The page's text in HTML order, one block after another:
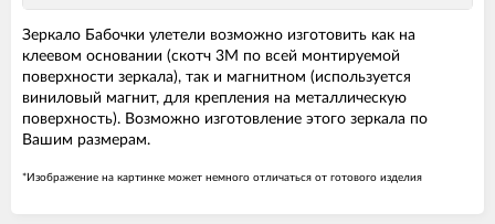
Зеркало Бабочки улетели возможно изготовить как на
клеевом основании (скотч 3М по всей монтируемой
поверхности зеркала), так и магнитном (используется
виниловый магнит, для крепления на металлическую
поверхность). Возможно изготовление этого зеркала по
Вашим размерам.
*Изображение на картинке может немного отличаться от готового изделия